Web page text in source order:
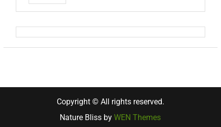
Copyright © All rights reserved.
Nature Bliss byWEN Themes